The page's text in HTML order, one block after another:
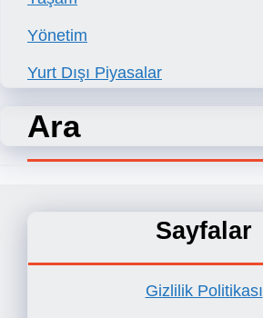
Yönetim
Yurt Dışı Piyasalar
Ara
Sayfalar
Gizlilik Politikası